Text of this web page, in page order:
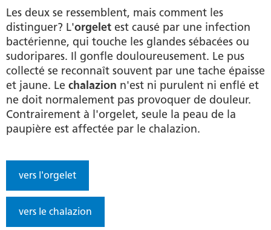
Les deux se ressemblent, mais comment les
distinguer? L'orgelet est causé par une infection
bactérienne, qui touche les glandes sébacées ou
sudoripares. Il gonfle douloureusement. Le pus
collecté se reconnaît souvent par une tache épaisse
et jaune. Le chalazion n'est ni purulent ni enflé et
ne doit normalement pas provoquer de douleur.
Contrairement à l'orgelet, seule la peau de la
paupière est affectée par le chalazion.
vers l'orgelet
vers le chalazion